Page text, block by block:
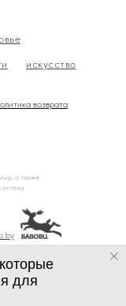
для
возврата
by
а также
искусство